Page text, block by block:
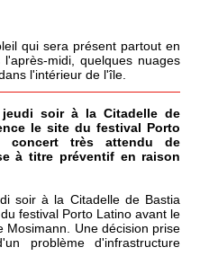
qui sera présent partout en
midi, quelques nuages
l'intérieur de l'île.
soir à la Citadelle de
le site du festival Porto
très attendu de
à titre préventif en raison
soir à la Citadelle de Bastia
festival Porto Latino avant le
Mosimann. Une décision prise
problème d'infrastructure